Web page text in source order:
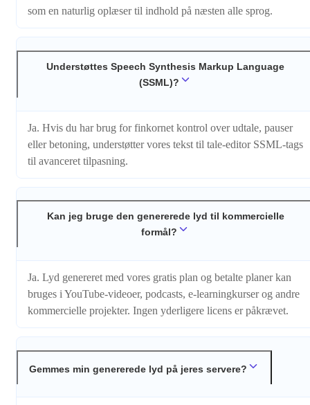
som en naturlig oplæser til indhold på næsten alle sprog.
Understøttes Speech Synthesis Markup Language
(SSML)?
Ja. Hvis du har brug for finkornet kontrol over udtale, pauser
eller betoning, understøtter vores tekst til tale-editor SSML-tags
til avanceret tilpasning.
Kan jeg bruge den genererede lyd til kommercielle
formål?
Ja. Lyd genereret med vores gratis plan og betalte planer kan
bruges i YouTube-videoer, podcasts, e-learningkurser og andre
kommercielle projekter. Ingen yderligere licens er påkrævet.
Gemmes min genererede lyd på jeres servere?